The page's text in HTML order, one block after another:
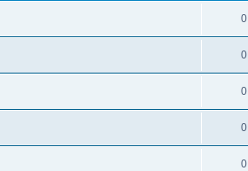
0
0
0
0
0